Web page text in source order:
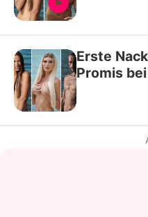
Erste
Promis